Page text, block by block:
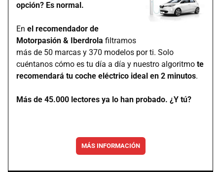
opción? Es normal.
En el recomendador de
Motorpasión & Iberdrola filtramos
más de 50 marcas y 370 modelos por ti. Solo
cuéntanos cómo es tu día a día y nuestro algoritmo te
recomendará tu coche eléctrico ideal en 2 minutos.
Más de 45.000 lectores ya lo han probado. ¿Y tú?
MÁS INFORMACIÓN